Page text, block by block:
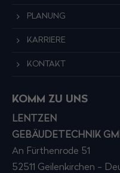
PLANUNG
KARRIERE
KONTAKT
KOMM ZU UNS
LENTZEN
GEBÄUDETECHNIK
An Fürthenrode 51
52511 Geilenkirchen -